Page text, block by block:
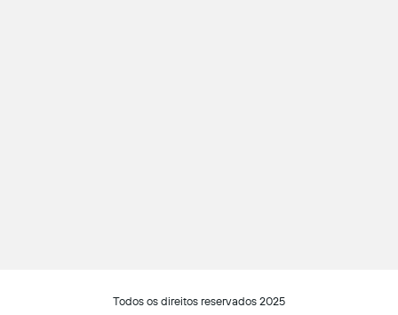
Todos os direitos reservados 2025